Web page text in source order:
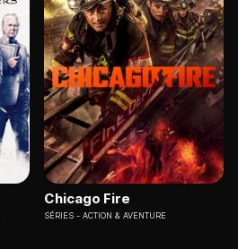
Chicago Fire
SÉRIES ACTION & AVENTURE